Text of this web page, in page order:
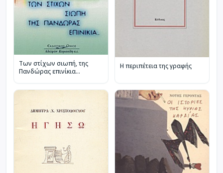
Των στίχων σιωπή, της
Πανδώρας επινίκια...
Η περιπέτεια της γραφής